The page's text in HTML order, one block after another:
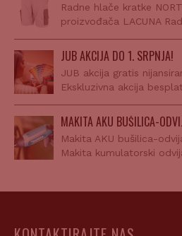
Radne hlače kratke
proizvođača LACUNA
JUB AKCIJA DO 1. SRPNJA!
JUB akcija gratis
Ekskluzivna akcija
MAKITA AKU BUŠILICA-
Makita AKU bušilica-
Makita kumulatorski